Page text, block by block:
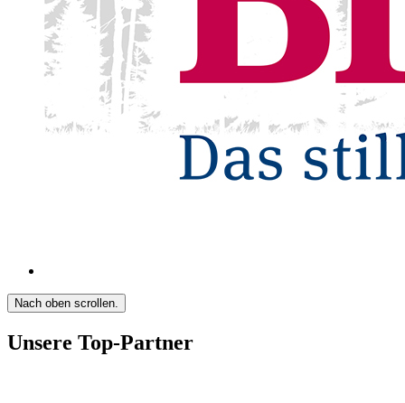
Nach oben scrollen.
Unsere Top-Partner